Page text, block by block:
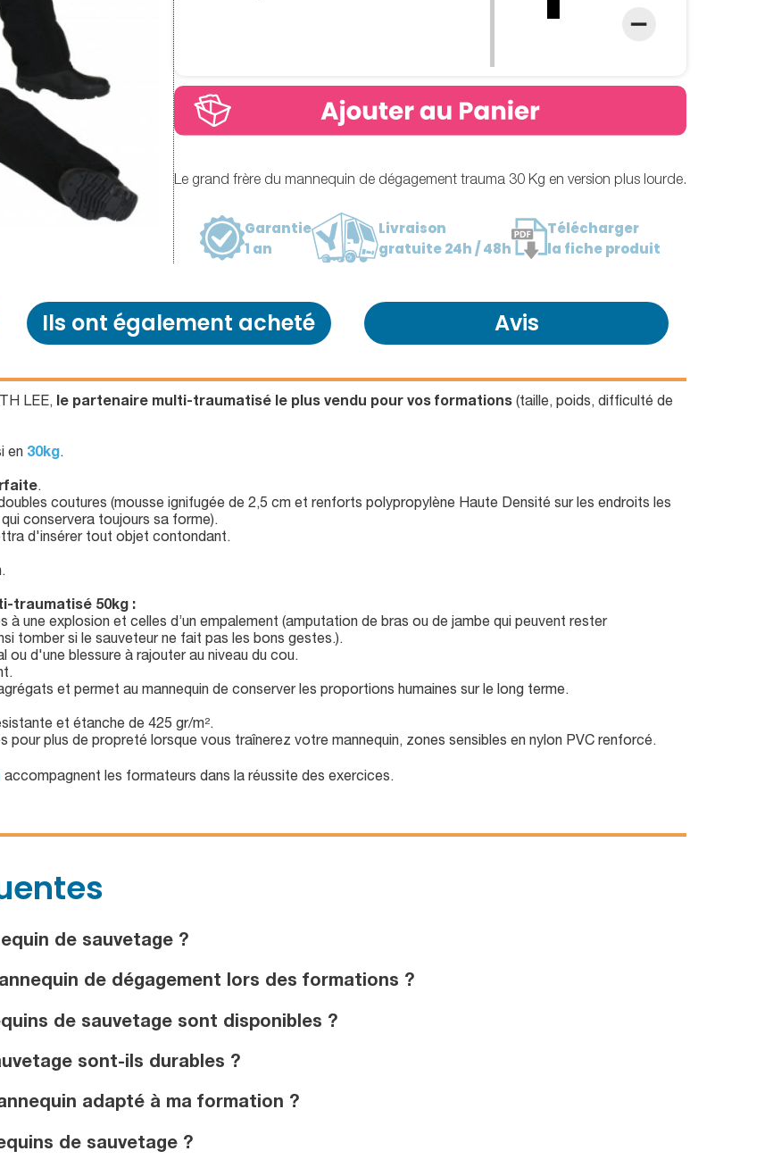
Le grand frère du mannequin de dégagement trauma 30 Kg en version plus lourde.
Garantie
1 an
Livraison
gratuite 24h / 48h
Télécharger
la fiche produit
Ils ont également acheté Avis
LEE, le partenaire multi-traumatisé le plus vendu pour vos formations (taille, poids, difficulté de
en 30kg.
.
coutures (mousse ignifugée de 2,5 cm et renforts polypropylène Haute Densité sur les endroits les
conservera toujours sa forme).
d'insérer tout objet contondant.
traumatisé 50kg :
à une explosion et celles d’un empalement (amputation de bras ou de jambe qui peuvent rester
tomber si le sauveteur ne fait pas les bons gestes.).
ou d'une blessure à rajouter au niveau du cou.
et permet au mannequin de conserver les proportions humaines sur le long terme.
et étanche de 425 gr/m².
plus de propreté lorsque vous traînerez votre mannequin, zones sensibles en nylon PVC renforcé.
accompagnent les formateurs dans la réussite des exercices.
de sauvetage ?
de dégagement lors des formations ?
de sauvetage sont disponibles ?
sont-ils durables ?
adapté à ma formation ?
de sauvetage ?